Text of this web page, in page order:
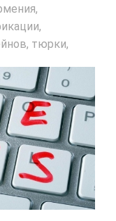
тюрки,